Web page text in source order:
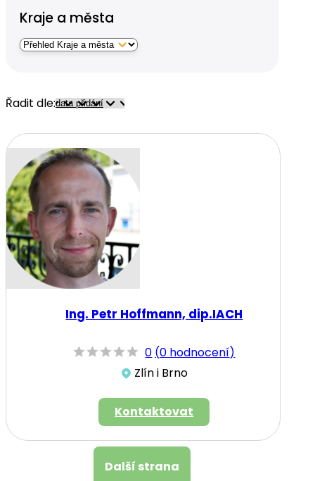
Kraje a města
Řadit dle:
Ing. Petr Hoffmann, dip.IACH
0 (0 hodnocení)
Zlín i Brno
Kontaktovat
Další strana